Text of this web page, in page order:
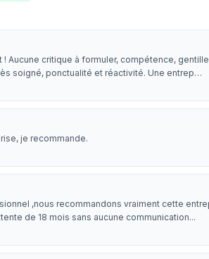
! Aucune critique à formuler, compétence,
soigné, ponctualité et réactivité. Une entrep…
je recommande.
,nous recommandons vraiment cette
de 18 mois sans aucune communication...